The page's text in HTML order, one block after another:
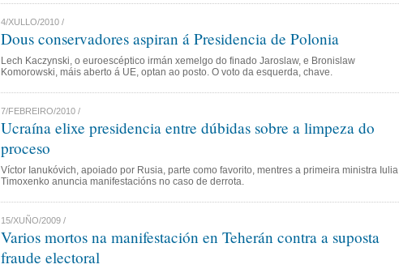
4/XULLO/2010 /
Dous conservadores aspiran á Presidencia de Polonia
Lech Kaczynski, o euroescéptico irmán xemelgo do finado Jaroslaw, e Bronislaw
Komorowski, máis aberto á UE, optan ao posto. O voto da esquerda, chave.
7/FEBREIRO/2010 /
Ucraína elixe presidencia entre dúbidas sobre a limpeza do
proceso
Víctor Ianukóvich, apoiado por Rusia, parte como favorito, mentres a primeira ministra Iulia
Timoxenko anuncia manifestacións no caso de derrota.
15/XUÑO/2009 /
Varios mortos na manifestación en Teherán contra a suposta
fraude electoral